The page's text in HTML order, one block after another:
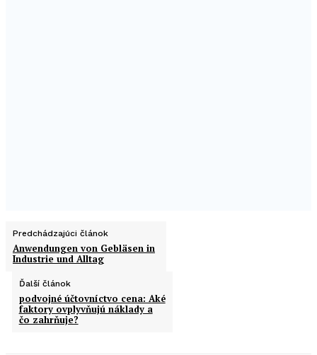
Predchádzajúci článok
Anwendungen von Gebläsen in
Industrie und Alltag
Ďalší článok
podvojné účtovníctvo cena: Aké
faktory ovplyvňujú náklady a
čo zahrňuje?